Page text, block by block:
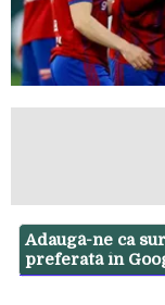
Adaugă-ne ca
preferată în